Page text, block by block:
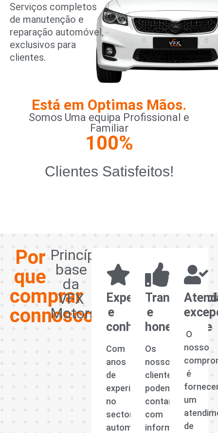
Serviços completos
de manutenção e
reparação automóvel,
exclusivos para
clientes.
Está em Optimas Mãos.
Somos Uma equipa Profissional e
Familiar
Clientes Satisfeitos!
100%
Por
que
comprar
connosco?
Princípios
base
da
VFX
Motors
Experiência
e
conhecimento
Com
anos
de
experiência
no
sector
automóvel,
e
honestidade
Os
nossos
clientes
podem
contar
com
informações
O
nosso
é
um
de